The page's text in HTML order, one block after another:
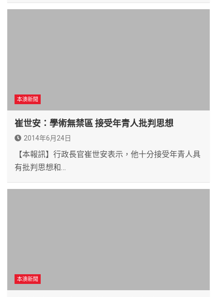
本澳新聞
崔世安：學術無禁區 接受年青人批判思想
2014年6月24日
【本報訊】行政長官崔世安表示，他十分接受年青人具
有批判思想和…
本澳新聞